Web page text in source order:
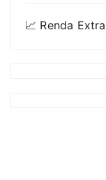
📈 Renda